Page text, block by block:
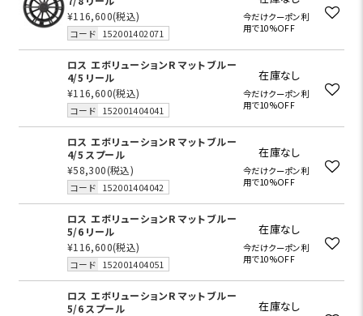
¥116,600(税込)
コード 152001402071
今だけクーポン利
用で10%OFF
ロス エボリューションR マットブルー
4/5 リール
¥116,600(税込)
コード 152001404041
在庫なし
今だけクーポン利
用で10%OFF
ロス エボリューションR マットブルー
4/5 スプール
¥58,300(税込)
コード 152001404042
在庫なし
今だけクーポン利
用で10%OFF
ロス エボリューションR マットブルー
5/6 リール
¥116,600(税込)
コード 152001404051
在庫なし
今だけクーポン利
用で10%OFF
ロス エボリューションR マットブルー
5/6 スプール
在庫なし